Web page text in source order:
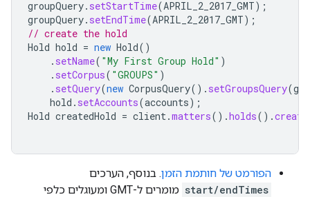
groupQuery. setStartTime(APRIL_2_2017_GMT);
groupQuery. setEndTime(APRIL_2_2017_GMT);
// create the hold
Hold hold = new Hold()
. setName( "My First Group Hold" )
. setCorpus( "GROUPS" )
. setQuery(new CorpusQuery(). setGroupsQuery(
hold . setAccounts(accounts);
Hold createdHold = client.matters().holds().create
הפורמט של חותמת הזמן. בנוסף, הערכים
start/endTimes
מומרים ל-GMT ומעוגלים כלפי